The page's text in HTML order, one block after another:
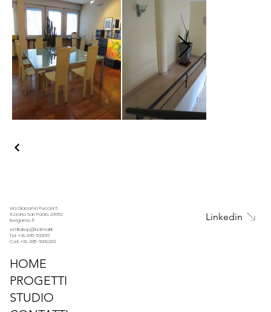
Via Giacomo Puccini 6
Azzano San Paolo, 24052
Bergamo, IT
emitakop@hotmail.it
Tel: +39 035-533016
Cell: +39 335-6009203
HOME
PROGETTI
STUDIO
Linkedin